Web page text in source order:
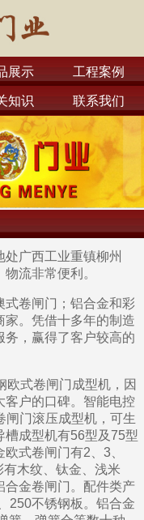
展示 工程案例
知识 联系我们
广西工业重镇柳州
流非常便利。
式卷闸门；铝合金和彩
。凭借十多年的制造
，赢得了客户较高的
欧式卷闸门成型机，因
客户的口碑。智能电控
闸门滚压成型机，可生
槽成型机有56型及75型
式卷闸门有2、3、
木纹、钛金、浅米
合金卷闸门。配件类产
250不锈钢板。铝合金